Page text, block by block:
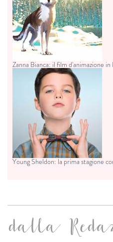
Zanna Bianca: il film d'animazione
Young Sheldon: la prima stagione
dalla